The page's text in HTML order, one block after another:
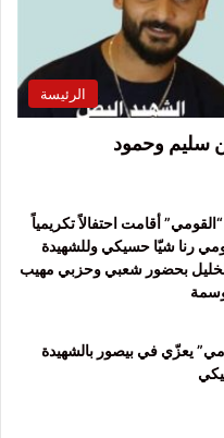
الرئيسة
سليم وحمود
أقامت احتفالاً تكريمياً
رنا شيّا حسيكي وللشهيدة
بحضور شعبي وحزبي مهيب
يعزّي في بيصور بالشهيدة